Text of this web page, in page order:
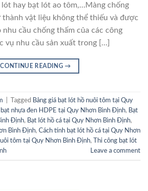
lót hay bạt lót ao tôm,…Màng chống
vật liệu không thể thiếu và được
cầu chống thấm của các công
vụ nhu cầu sản xuất trong […]
CONTINUE READING→
Tagged Bảng giá bạt lót hồ nuôi tôm tại Quy
bạt nhựa đen HDPE tại Quy Nhơn Bình Định, Bạt
Định, Bạt lót hồ cá tại Quy Nhơn Bình Định,
Bình Định, Cách tính bạt lót hồ cá tại Quy Nhơn
tôm tại Quy Nhơn Bình Định,
Thi công bạt lót
Leave a comment